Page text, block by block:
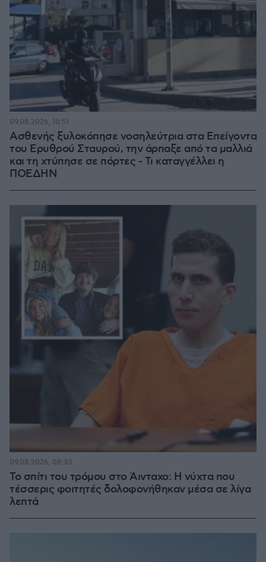
Ασθενής ξυλοκόπησε νοσηλεύτρια στα Επείγοντα
του Ερυθρού Σταυρού, την άρπαξε από τα μαλλιά
και τη χτύπησε σε πόρτες - Τι καταγγέλλει η
ΠΟΕΔΗΝ
09.08.2026, 10:51
Το σπίτι του τρόμου στο Άινταχο: Η νύχτα που
τέσσερις φοιτητές δολοφονήθηκαν μέσα σε λίγα
λεπτά
09.08.2026, 08:33